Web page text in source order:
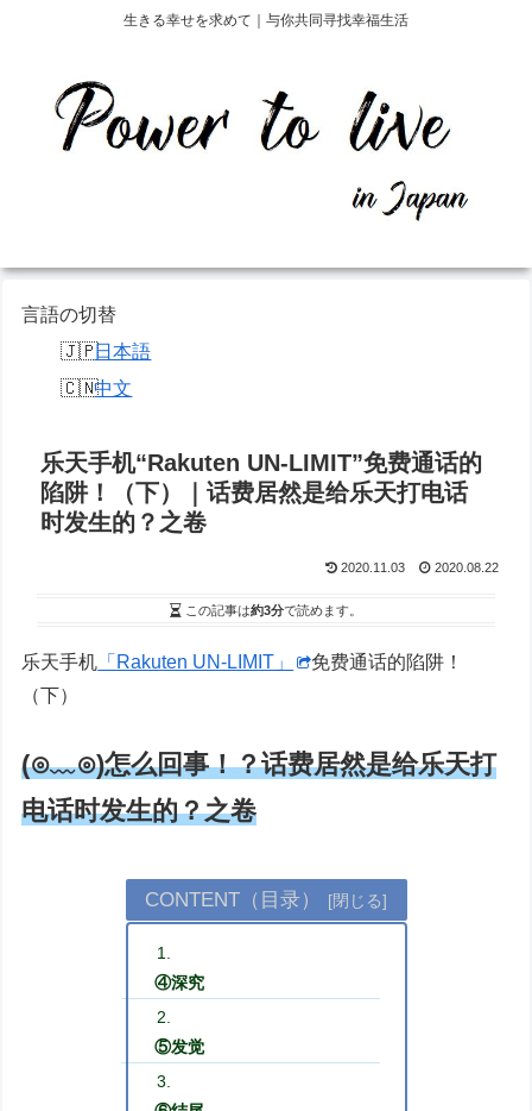
生きる幸せを求めて｜与你共同寻找幸福生活
言語の切替
日本語
中文
乐天手机“Rakuten UN-LIMIT”免费通话的
陷阱！（下）｜话费居然是给乐天打电话
时发生的？之卷
2020.11.03 2020.08.22
この記事は約3分で読めます。
乐天手机 「Rakuten UN-LIMIT」
免费通话的陷阱！
（下）
(⊙﹏⊙)怎么回事！？话费居然是给乐天打
电话时发生的？之卷
CONTENT（目录）
④深究
⑤发觉